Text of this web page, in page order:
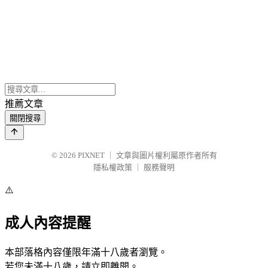
推薦文章
關閉搜尋
© 2026 PIXNET
文章與圖片權利屬原作者所有
隱私權政策
服務聲明
⚠️
成人內容提醒
本部落格內容僅限年滿十八歲者瀏覽。